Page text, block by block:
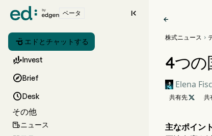
ベータ 
 エドとチャットする
Invest
Brief
Desk
その他
ニュース

株式ニュース 
4つの
Elena
共有先 共
主なポイン